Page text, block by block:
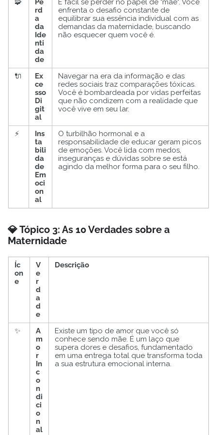
🧩
Pe
rd
a
da
Ide
nti
da
de
É fácil se perder no papel de "mãe". Você
enfrenta o desafio constante de
equilibrar sua essência individual com as
demandas da maternidade, buscando
não esquecer quem você é.
🔌
Ex
ce
sso
Di
git
al
Navegar na era da informação e das
redes sociais traz comparações tóxicas.
Você é bombardeada por vidas perfeitas
que não condizem com a realidade que
você vive em seu lar.
⚡
Ins
ta
bili
da
de
Em
oci
on
al
O turbilhão hormonal e a
responsabilidade de educar geram picos
de emoções. Você lida com medos,
inseguranças e dúvidas sobre se está
agindo da melhor forma para o seu filho.
💎 Tópico 3: As 10 Verdades sobre a
Maternidade
Íc
on
e
V
e
r
d
a
d
e
Descrição
✨
A
m
o
r
In
c
o
n
di
ci
o
n
al
Existe um tipo de amor que você só
conhece sendo mãe. É um laço que
supera dores e desafios, fundamentado
em uma entrega total que transforma toda
a sua estrutura emocional interna.